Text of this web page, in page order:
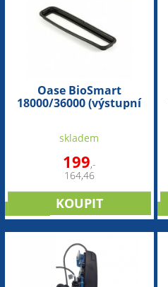
Oase BioSmart
18000/36000 (výstupní
skladem
199,-
164,46